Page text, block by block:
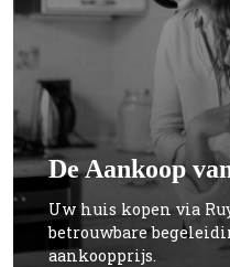
De Aankoop
Uw huis kopen via
betrouwbare
aankoopprijs.